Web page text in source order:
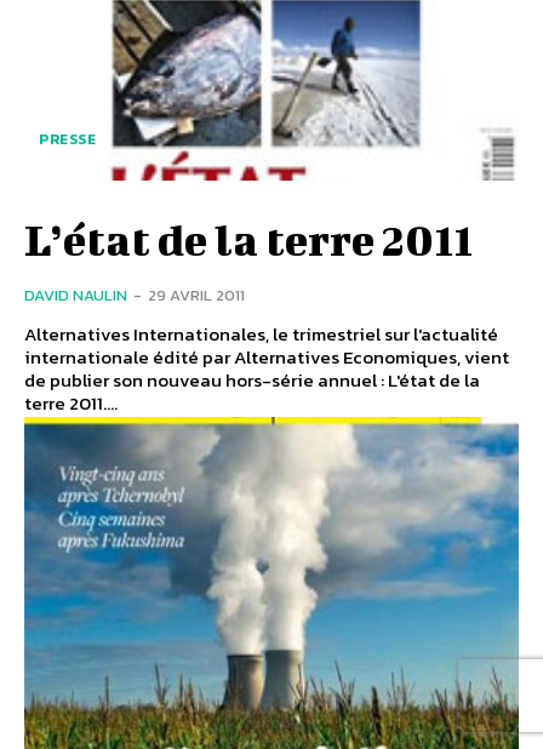
PRESSE
L’état de la terre 2011
DAVID NAULIN - 29 AVRIL 2011
Alternatives Internationales, le trimestriel sur l'actualité
internationale édité par Alternatives Economiques, vient
de publier son nouveau hors-série annuel : L'état de la
terre 2011....